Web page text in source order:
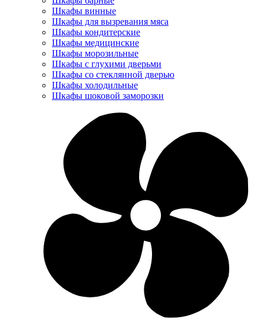
Шкафы винные
Шкафы для вызревания мяса
Шкафы кондитерские
Шкафы медицинские
Шкафы морозильные
Шкафы с глухими дверьми
Шкафы со стеклянной дверью
Шкафы холодильные
Шкафы шоковой заморозки